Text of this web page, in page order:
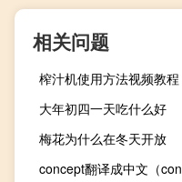
相关问题
榨汁机使用方法视频教程
大年初四一天吃什么好
梅花为什么在冬天开放
concept翻译成中文（